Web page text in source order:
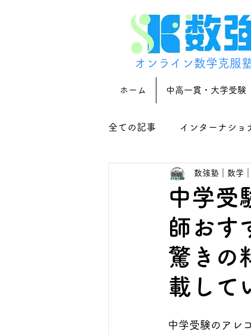
オンライン数学克服
ホーム 中高一貫・大学受験
全ての記事 インターナショ
中学受
師おす
驚きの
載して
数強塾｜数学
中学受験のアレ